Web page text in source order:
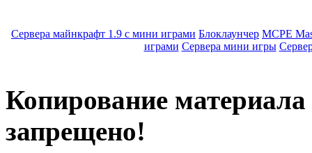
Сервера майнкрафт 1.9 с мини играми Блоклаунчер MCPE
играми Сервера мини игры
Копирование материала
запрещено!